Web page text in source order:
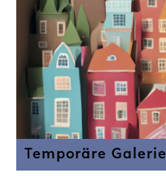
Temporäre Galerie